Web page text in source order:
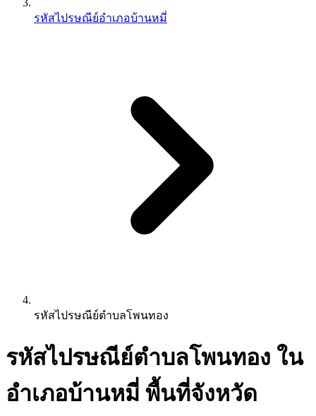
รหัสไปรษณีย์อำเภอบ้านหมี่
รหัสไปรษณีย์ตำบลโพนทอง
รหัสไปรษณีย์ตำบลโพนทอง ใน
อำเภอบ้านหมี่ พื้นที่จังหวัด